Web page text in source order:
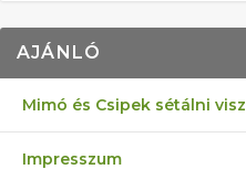
AJÁNLÓ
Mimó és Csipek sétálni visz
Impresszum